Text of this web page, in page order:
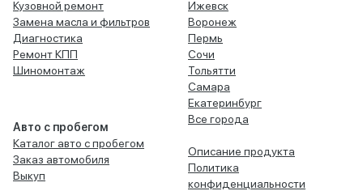
Кузовной ремонт
Замена масла и фильтров
Диагностика
Ремонт КПП
Шиномонтаж
Авто с пробегом
Каталог авто с пробегом
Заказ автомобиля
Выкуп
Ижевск
Воронеж
Пермь
Сочи
Тольятти
Самара
Екатеринбург
Все города
Описание продукта
Политика
конфиденциальности